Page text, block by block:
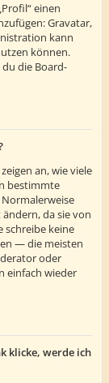
einen
Gravatar,
kann
können.
die Board-
an, wie viele
bestimmte
da sie von
schreibe keine
— die meisten
oder
einfach wieder
klicke, werde ich